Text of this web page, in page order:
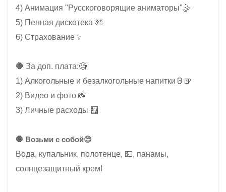
4) Анимация "Русскоговорящие аниматоры"🤹
5) Пенная дискотека 🛀
6) Страхование ⚕️
🛑 За доп. плата:🧐
1) Алкогольные и безалкогольные напитки🥛🍺
2) Видео и фото 📸
3) Личные расходы 🧮
🛑 Возьми с собой😊
Вода, купальник, полотенце, 💵, панамы,
солнцезащитный крем!